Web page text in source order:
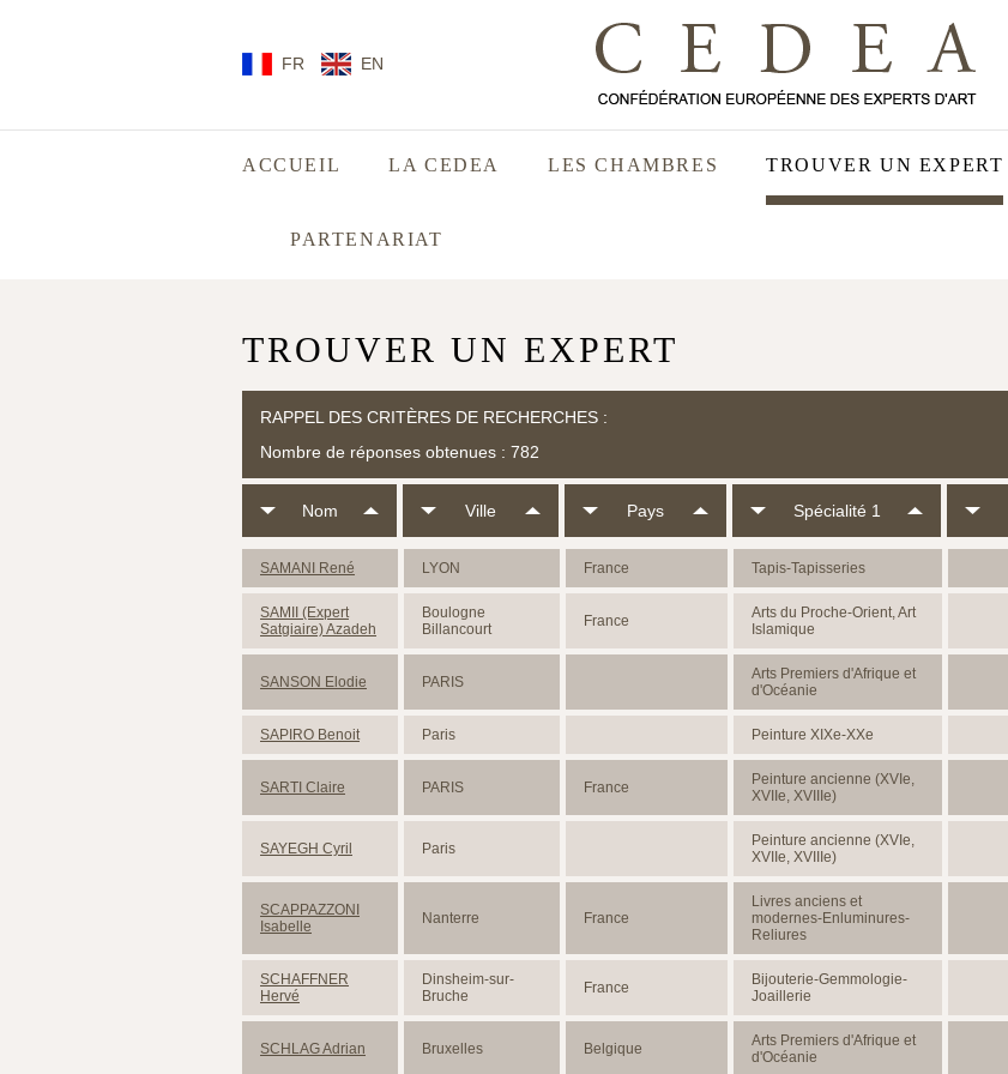
FR EN
ACCUEIL LA CEDEA LES CHAMBRES TROUVER UN EXPERT
PARTENARIAT
TROUVER UN EXPERT
RAPPEL DES CRITÈRES DE RECHERCHES :
Nombre de réponses obtenues : 782
Nom Ville Pays Spécialité 1
SAMANI René LYON France Tapis-Tapisseries
SAMII (Expert
Satgiaire) Azadeh
Boulogne
Billancourt
France
Arts du Proche-Orient, Art
Islamique
SANSON Elodie PARIS
Arts Premiers d'Afrique et
d'Océanie
SAPIRO Benoit Paris Peinture XIXe-XXe
SARTI Claire PARIS France
Peinture ancienne (XVIe,
XVIIe, XVIIIe)
SAYEGH Cyril Paris
Peinture ancienne (XVIe,
XVIIe, XVIIIe)
SCAPPAZZONI
Isabelle
Nanterre France
Livres anciens et
modernes-Enluminures-
Reliures
SCHAFFNER
Hervé
Dinsheim-sur-
Bruche
France
Bijouterie-Gemmologie-
Joaillerie
SCHLAG Adrian Bruxelles Belgique
Arts Premiers d'Afrique et
d'Océanie